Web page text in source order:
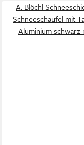
A. Blöchl
Schneeschaufel mit
Aluminium schwarz